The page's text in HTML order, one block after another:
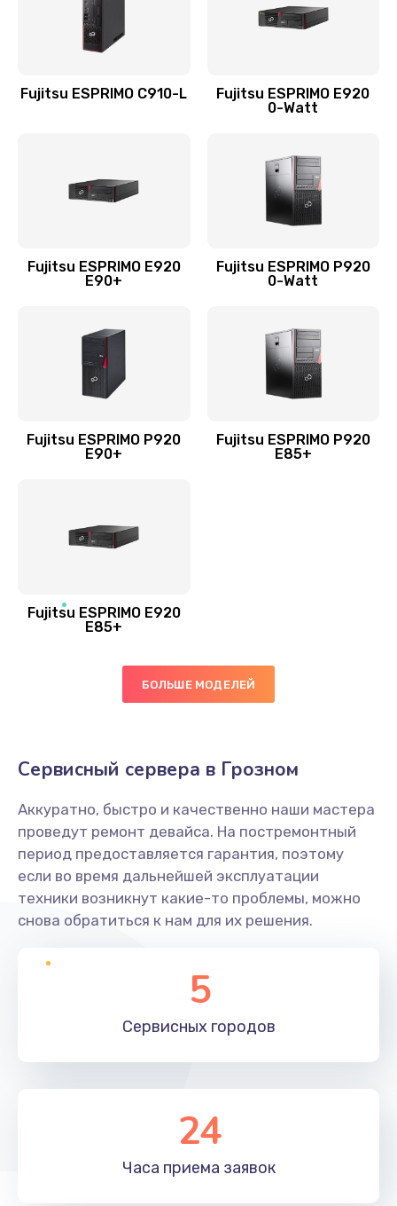
Fujitsu ESPRIMO C910-L
Fujitsu ESPRIMO E920
0-Watt
Fujitsu ESPRIMO E920
E90+
Fujitsu ESPRIMO P920
0-Watt
Fujitsu ESPRIMO P920
E90+
Fujitsu ESPRIMO P920
E85+
Fujitsu ESPRIMO E920
E85+
БОЛЬШЕ МОДЕЛЕЙ
Сервисный сервера в Грозном
Аккуратно, быстро и качественно наши мастера
проведут ремонт девайса. На постремонтный
период предоставляется гарантия, поэтому
если во время дальнейшей эксплуатации
техники возникнут какие-то проблемы, можно
снова обратиться к нам для их решения.
5
Сервисных городов
24
Часа приема заявок